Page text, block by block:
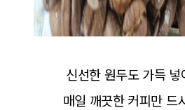
신선한 원두도 가득
매일 깨끗한 커피만 드